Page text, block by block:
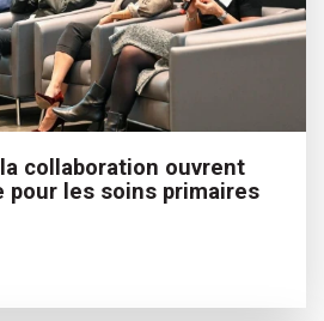
collaboration ouvrent
pour les soins primaires